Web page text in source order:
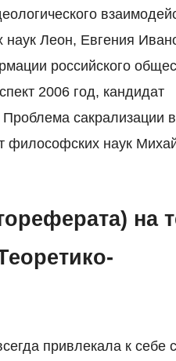
наук Леон, Евгения
российского
2006 год, кандидат
сакрализации
философских наук
на
привлекала к себе с